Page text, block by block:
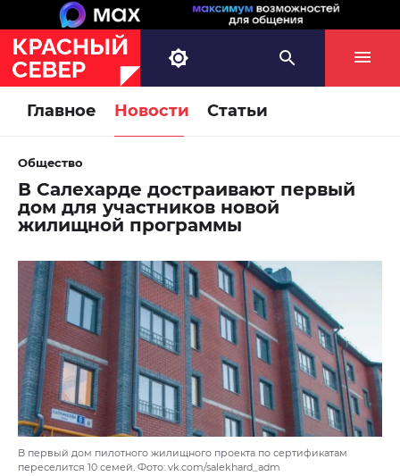
Главное Новости Статьи
Общество
В Салехарде достраивают первый
дом для участников новой
жилищной программы
В первый дом пилотного жилищного проекта по сертификатам
переселится 10 семей. Фото: vk.com/salekhard_adm